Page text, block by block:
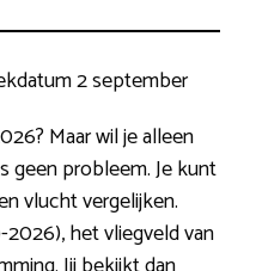
2 september
Maar wil je alleen
geen probleem. Je kunt
vlucht vergelijken.
het vliegveld van